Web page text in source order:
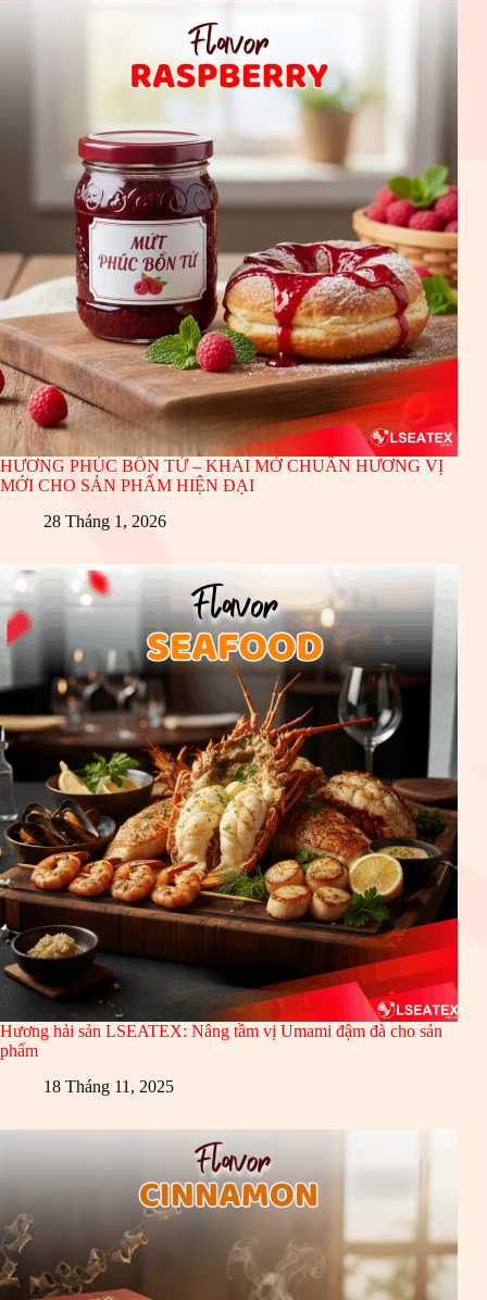
HƯƠNG PHÚC BỒN TỬ – KHAI MỞ CHUẨN HƯƠNG VỊ
MỚI CHO SẢN PHẨM HIỆN ĐẠI
28 Tháng 1, 2026
Hương hải sản LSEATEX: Nâng tầm vị Umami đậm đà cho sản
phẩm
18 Tháng 11, 2025